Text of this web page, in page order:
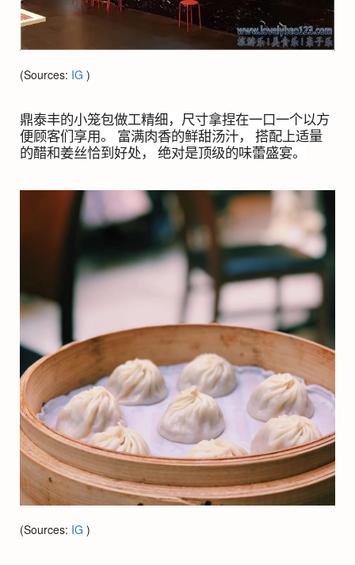
(Sources: IG )
鼎泰丰的小笼包做工精细，尺寸拿捏在一口一个以方
便顾客们享用。 富满肉香的鲜甜汤汁， 搭配上适量
的醋和姜丝恰到好处， 绝对是顶级的味蕾盛宴。
(Sources: IG )